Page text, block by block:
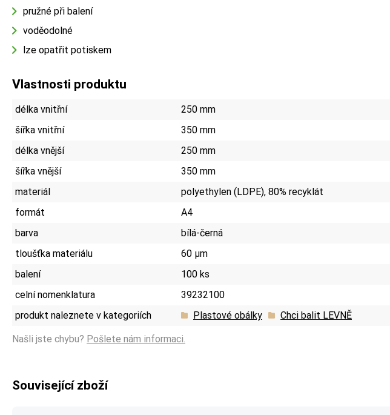
pružné při balení
voděodolné
lze opatřit potiskem
Vlastnosti produktu
délka vnitřní
250 mm
šířka vnitřní
350 mm
délka vnější
250 mm
šířka vnější
350 mm
materiál
polyethylen (LDPE), 80% recyklát
formát
A4
barva
bílá-černá
tloušťka materiálu
60 µm
balení
100 ks
celní nomenklatura
39232100
produkt naleznete v kategoriích
Plastové obálky Chci balit LEVNĚ
Našli jste chybu? Pošlete nám informaci.
Související zboží